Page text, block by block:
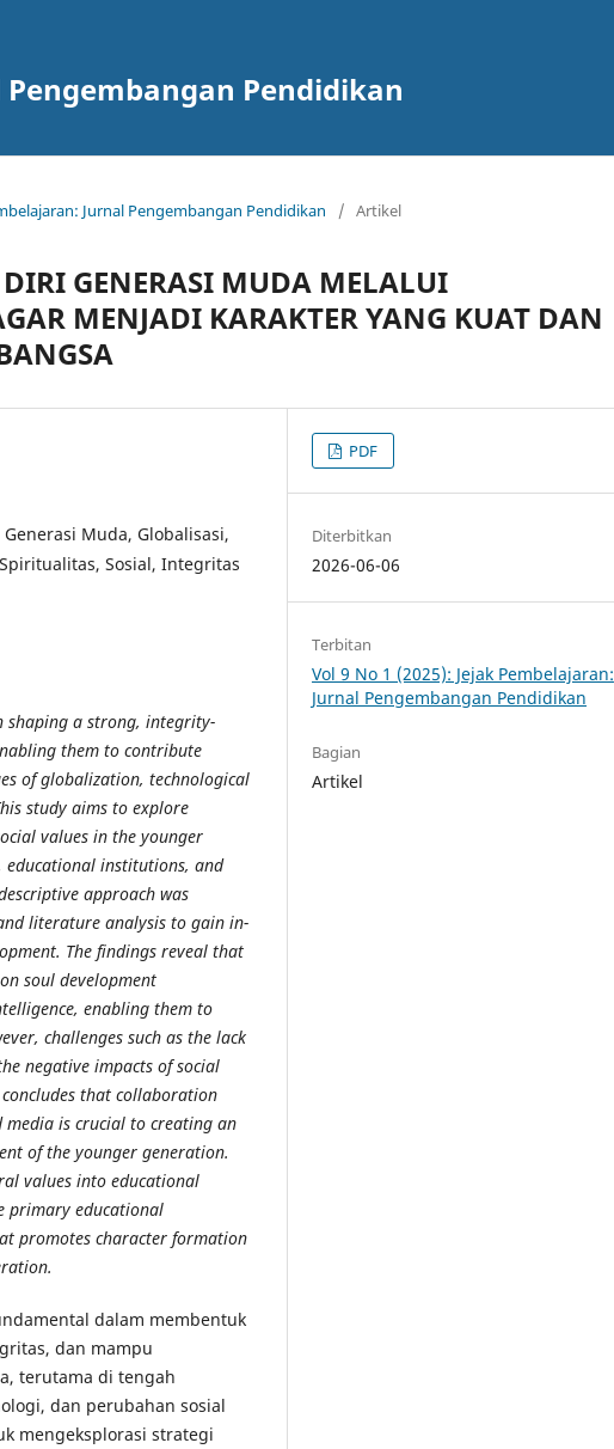
Pendidikan
Jurnal Pengembangan Pendidikan / Artikel
GENERASI MUDA MELALUI
MENJADI KARAKTER YANG KUAT DAN
Muda, Globalisasi,
Sosial, Integritas
shaping a strong, integrity-
them to contribute
of globalization, technological
study aims to explore
values in the younger
institutions, and
approach was
literature analysis to gain in-
The findings reveal that
soul development
enabling them to
challenges such as the lack
negative impacts of social
that collaboration
media is crucial to creating an
of the younger generation.
values into educational
primary educational
promotes character formation
dalam membentuk
dan mampu
terutama di tengah
dan perubahan sosial
mengeksplorasi strategi
PDF
Diterbitkan
2026-06-06
Terbitan
Vol 9 No 1 (2025): Jejak Pembelajaran:
Jurnal Pengembangan Pendidikan
Bagian
Artikel